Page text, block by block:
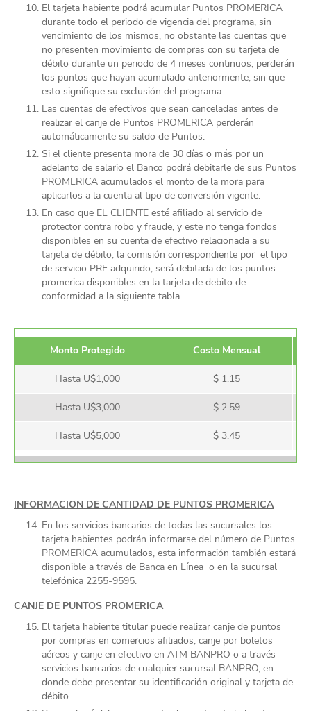
El tarjeta habiente podrá acumular Puntos PROMERICA
durante todo el periodo de vigencia del programa, sin
vencimiento de los mismos, no obstante las cuentas que
no presenten movimiento de compras con su tarjeta de
débito durante un periodo de 4 meses continuos, perderán
los puntos que hayan acumulado anteriormente, sin que
esto signifique su exclusión del programa.
Las cuentas de efectivos que sean canceladas antes de
realizar el canje de Puntos PROMERICA perderán
automáticamente su saldo de Puntos.
Si el cliente presenta mora de 30 días o más por un
adelanto de salario el Banco podrá debitarle de sus Puntos
PROMERICA acumulados el monto de la mora para
aplicarlos a la cuenta al tipo de conversión vigente.
En caso que EL CLIENTE esté afiliado al servicio de
protector contra robo y fraude, y este no tenga fondos
disponibles en su cuenta de efectivo relacionada a su
tarjeta de débito, la comisión correspondiente por el tipo
de servicio PRF adquirido, será debitada de los puntos
promerica disponibles en la tarjeta de debito de
conformidad a la siguiente tabla.
Monto Protegido Costo Mensual
Hasta U$1,000 $ 1.15
Hasta U$3,000 $ 2.59
Hasta U$5,000 $ 3.45
INFORMACION DE CANTIDAD DE PUNTOS PROMERICA
En los servicios bancarios de todas las sucursales los
tarjeta habientes podrán informarse del número de Puntos
PROMERICA acumulados, esta información también estará
disponible a través de Banca en Línea o en la sucursal
telefónica 2255-9595.
CANJE DE PUNTOS PROMERICA
El tarjeta habiente titular puede realizar canje de puntos
por compras en comercios afiliados, canje por boletos
aéreos y canje en efectivo en ATM BANPRO o a través
servicios bancarios de cualquier sucursal BANPRO, en
donde debe presentar su identificación original y tarjeta de
débito.